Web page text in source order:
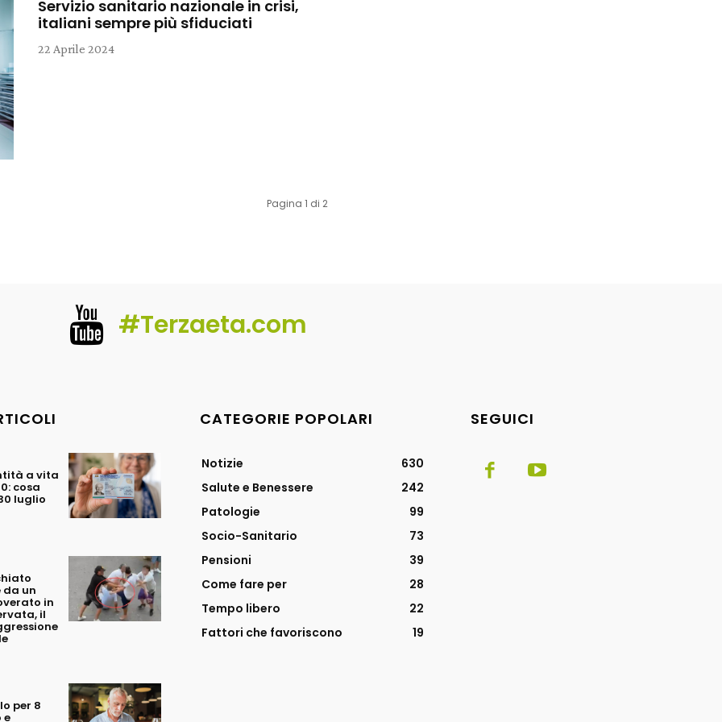
Servizio sanitario nazionale in crisi,
italiani sempre più sfiduciati
22 Aprile 2024
Pagina 1 di 2
#Terzaeta.com
a vita
cosa
luglio
un
in
il
per 8
e
CATEGORIE POPOLARI
Notizie
630
Salute e Benessere
242
Patologie
99
Socio-Sanitario
73
Pensioni
39
Come fare per
28
Tempo libero
22
Fattori che favoriscono
19
SEGUICI